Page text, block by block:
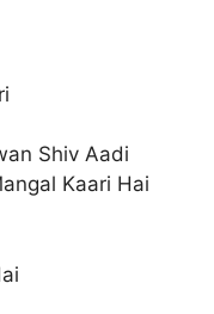
Shiv Aadi
Kaari Hai